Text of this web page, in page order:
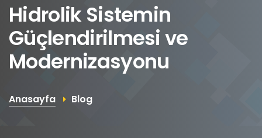
Hidrolik Sistemin
Güçlendirilmesi ve
Modernizasyonu
Anasayfa Blog